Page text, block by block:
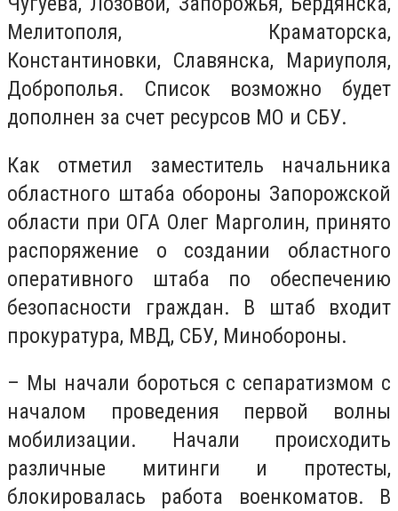
Мелитополя, Краматорска,
Константиновки, Славянска, Мариуполя,
Доброполья. Список возможно будет
дополнен за счет ресурсов МО и СБУ.
Как отметил заместитель начальника
областного штаба обороны Запорожской
области при ОГА Олег Марголин, принято
распоряжение о создании областного
оперативного штаба по обеспечению
безопасности граждан. В штаб входит
прокуратура, МВД, СБУ, Минобороны.
– Мы начали бороться с сепаратизмом с
началом проведения первой волны
мобилизации. Начали происходить
различные митинги и протесты,
блокировалась работа военкоматов. В